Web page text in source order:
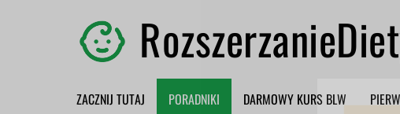
ZACZNIJ TUTAJ PORADNIKI DARMOWY KURS BLW